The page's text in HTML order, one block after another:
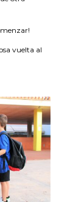
vuelta al